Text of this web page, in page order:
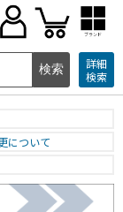
ブランド
詳細
検索
について